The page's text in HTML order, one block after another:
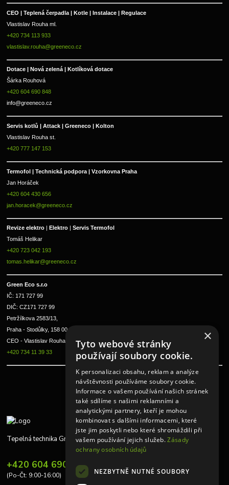
CEO | Teplená čerpadla | Kotle | Instalace | Regulace
Vlastislav Rouha ml.
+420 734 113 933
vlastislav.rouha@greeneco.cz
Dotace | Nová zelená | Kotlíková dotace
Šárka Rouhová
+420 604 690 848
info@greeneco.cz
Servis kotlů | Attack | Greeneco | Kolton
Vlastislav Rouha st.
+420 777 147 153
Termofol | Technická podpora | Vzorkovna Praha
Jan Horáček
+420 604 430 656
jan.horacek@greeneco.cz
Revize elektro | Elektro | Servis Termofol
Tomáš Helikar
+420 723 042 193
tomas.helikar@greeneco.cz
Green Eco s.r.o
IČ: 171 727 99
DIČ: CZ171 727 99
Petržílkova 2583/13,
Praha - Stodůlky, 158 00
CEO - Vlastislav Rouha ml.
+420 734 11 39 33
Tepelná technika Greeneco
+420 604 690 848
(Po-Čt: 9:00-16:00)
×
Tyto webové stránky
používají soubory cookie.
K personalizaci obsahu, reklam a analýze
návštěvnosti používáme soubory cookie.
Informace o vašem používání našich stránek
také sdílíme s našimi reklamními a
analytickými partnery, kteří je mohou
kombinovat s dalšími informacemi, které
jste jim poskytli nebo které shromáždili při
vašem používání jejich služeb.Zásady
ochrany osobních údajů
NEZBYTNĚ NUTNÉ SOUBORY